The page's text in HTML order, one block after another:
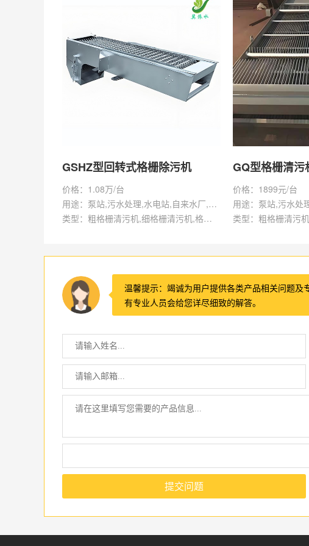
GSHZ型回转式格栅除污机
价格：1.08万/台
用途：泵站,污水处理,水电站,自来水厂,渠道,水产养殖,化工,纺织,给排水工程
类型：粗格栅清污机,细格栅清污机,格栅清污机,回转式清污机
GQ型格栅清污
价格：1899元/台
温馨提示：竭诚为用户提供各类产品相关问题
有专业人员会给您详尽细致的解答。
提交问题